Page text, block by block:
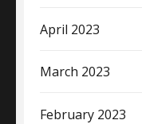
April 2023
March 2023
February 2023